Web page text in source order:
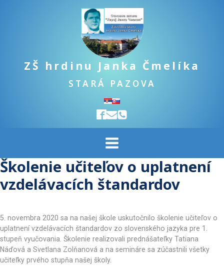
ZŠ hrdinu Janka Čmelíka
STARÁ PAZOVA
Školenie učiteľov o uplatnení
vzdelávacích štandardov
5. novembra 2020 sa na našej škole uskutočnilo školenie učiteľov o
uplatnení vzdelávacích štandardov zo slovenského jazyka pre 1.
stupeň vyučovania. Školenie realizovali prednášateľky Tatiana
Náďová a Svetlana Zolňanová a na semináre sa zúčastnili všetky
učiteľky prvého stupňa našej školy.